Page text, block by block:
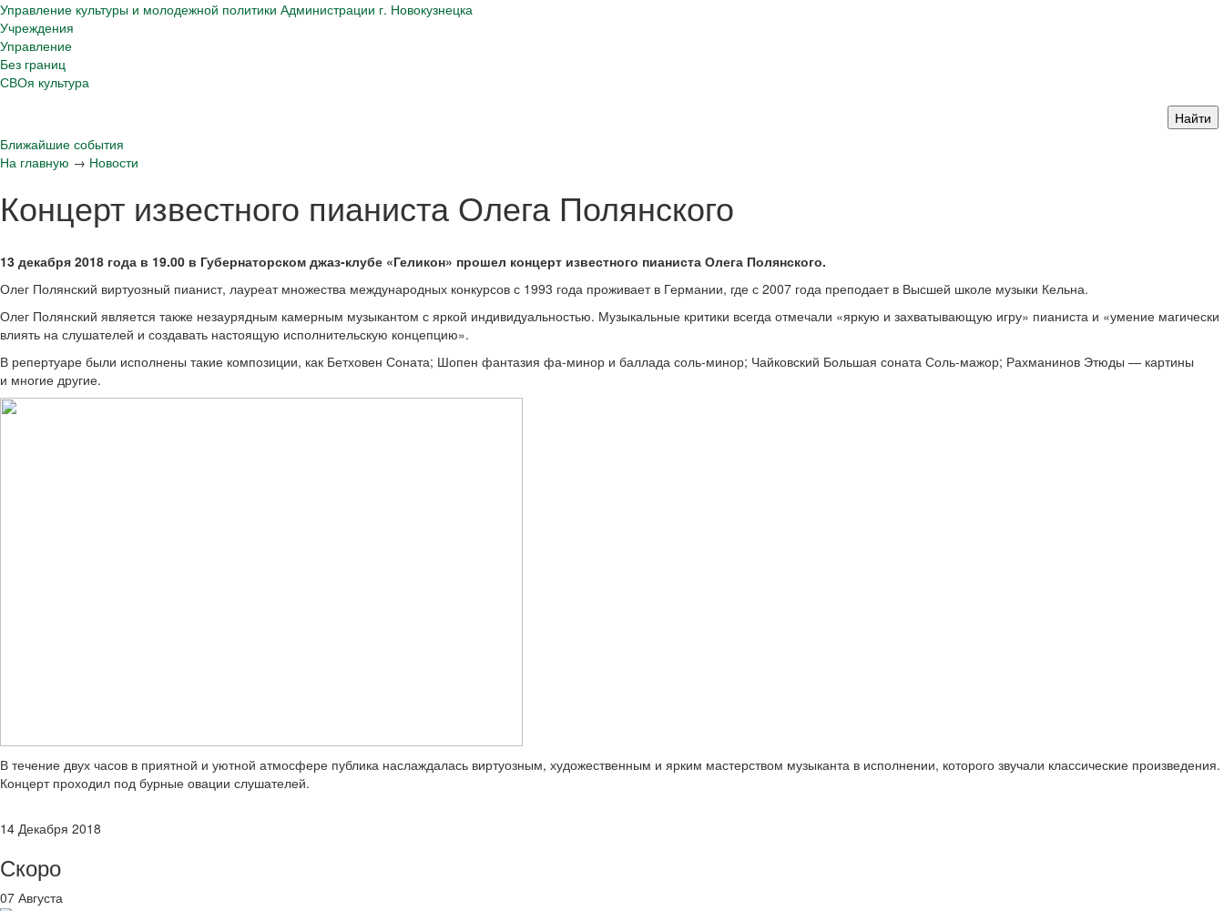
Управление культуры и молодежной политики Администрации г. Новокузнецка
Учреждения
Управление
Без границ
СВОя культура
Ближайшие события
На главную → Новости
Концерт известного пианиста Олега Полянского
13 декабря 2018 года в 19.00 в Губернаторском джаз-клубе «Геликон» прошел концерт известного пианиста Олега Полянского.
Олег Полянский виртуозный пианист, лауреат множества международных конкурсов с 1993 года проживает в Германии, где с 2007 года преподает в Высшей школе музыки Кельна.
Олег Полянский является также незаурядным камерным музыкантом с яркой индивидуальностью. Музыкальные критики всегда отмечали «яркую и захватывающую игру» пианиста и «умение магически
влиять на слушателей и создавать настоящую исполнительскую концепцию».
В репертуаре были исполнены такие композиции, как Бетховен Соната; Шопен фантазия фа-минор и баллада соль-минор; Чайковский Большая соната Соль-мажор; Рахманинов Этюды — картины
и многие другие.
В течение двух часов в приятной и уютной атмосфере публика наслаждалась виртуозным, художественным и ярким мастерством музыканта в исполнении, которого звучали классические произведения.
Концерт проходил под бурные овации слушателей.
14 Декабря 2018
Скоро
07 Августа